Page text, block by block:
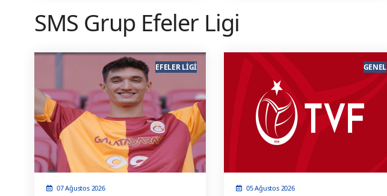
SMS Grup Efeler Ligi
07 Ağustos 2026
EFELER LIGI
05 Ağustos 2026
GENEL